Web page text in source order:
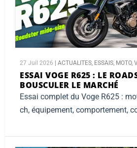
27 Juil 2026 ACTUALITES, ESSAIS, MOTO,
ESSAI VOGE R625 : LE
BOUSCULER LE MARCHÉ
Essai complet du Voge R625 :
ch, équipement, comportement,